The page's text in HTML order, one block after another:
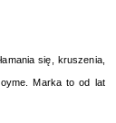
się, kruszenia,
Marka to od lat